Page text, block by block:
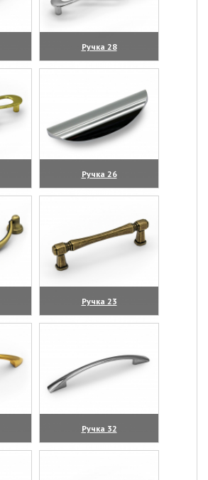
Ручка 28
(увеличить)
Ручка 26
(увеличить)
Ручка 23
(увеличить)
Ручка 32
(увеличить)